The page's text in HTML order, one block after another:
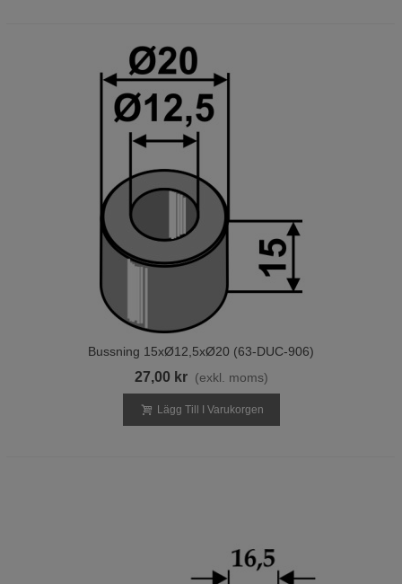
Bussning 15xØ12,5xØ20 (63-DUC-906)
27,00 kr (exkl. moms)
Lägg Till I Varukorgen